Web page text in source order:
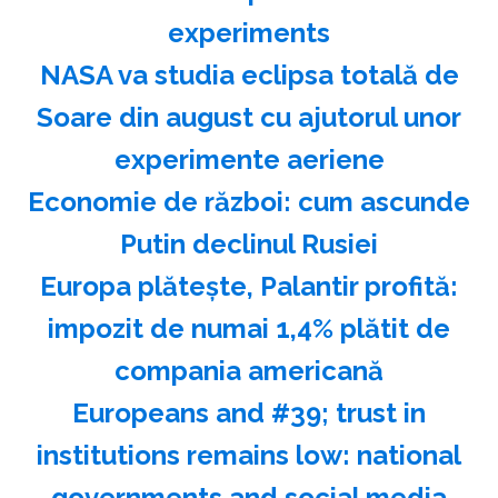
experiments
NASA va studia eclipsa totală de
Soare din august cu ajutorul unor
experimente aeriene
Economie de război: cum ascunde
Putin declinul Rusiei
Europa plăteşte, Palantir profită:
impozit de numai 1,4% plătit de
compania americană
Europeans and #39; trust in
institutions remains low: national